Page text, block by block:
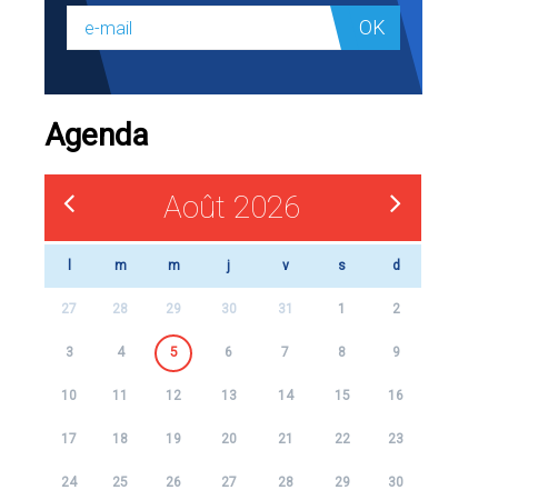
OK
Agenda
Août 2026
m m j v s d
27 28 29 30 31 1 2
3 4 5 6 7 8 9
10 11 12 13 14 15 16
17 18 19 20 21 22 23
24 25 26 27 28 29 30